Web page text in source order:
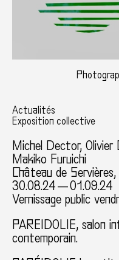
Actualités
Exposition collective
Michel Dector, Olivier
Makiko Furuichi
Château de
30.08.24 — 01.09.24
Vernissage public
PAREIDOLIE, salon
contemporain.